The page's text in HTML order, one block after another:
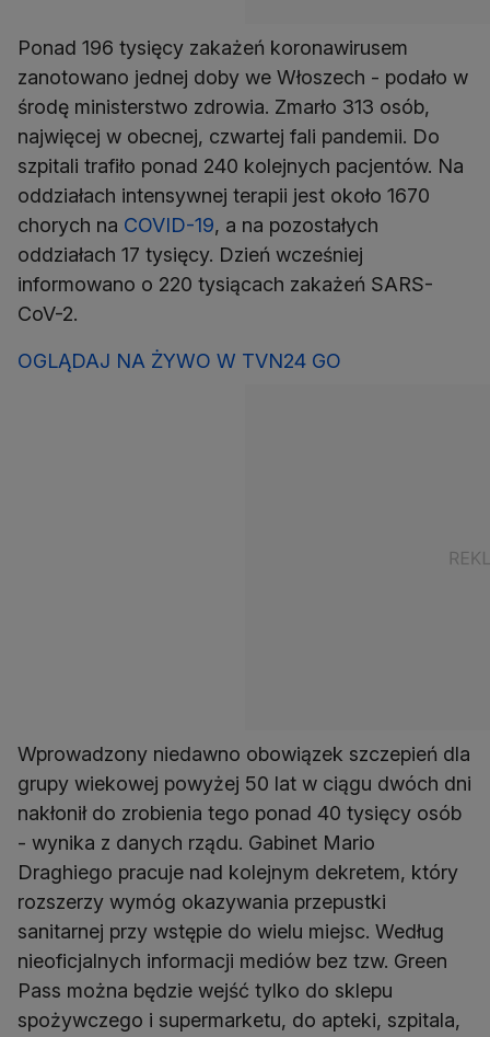
Ponad 196 tysięcy zakażeń koronawirusem
zanotowano jednej doby we Włoszech - podało w
środę ministerstwo zdrowia. Zmarło 313 osób,
najwięcej w obecnej, czwartej fali pandemii. Do
szpitali trafiło ponad 240 kolejnych pacjentów. Na
oddziałach intensywnej terapii jest około 1670
chorych na COVID-19, a na pozostałych
oddziałach 17 tysięcy. Dzień wcześniej
informowano o 220 tysiącach zakażeń SARS-
CoV-2.
OGLĄDAJ NA ŻYWO W TVN24 GO
Wprowadzony niedawno obowiązek szczepień dla
grupy wiekowej powyżej 50 lat w ciągu dwóch dni
nakłonił do zrobienia tego ponad 40 tysięcy osób
- wynika z danych rządu. Gabinet Mario
Draghiego pracuje nad kolejnym dekretem, który
rozszerzy wymóg okazywania przepustki
sanitarnej przy wstępie do wielu miejsc. Według
nieoficjalnych informacji mediów bez tzw. Green
Pass można będzie wejść tylko do sklepu
spożywczego i supermarketu, do apteki, szpitala,